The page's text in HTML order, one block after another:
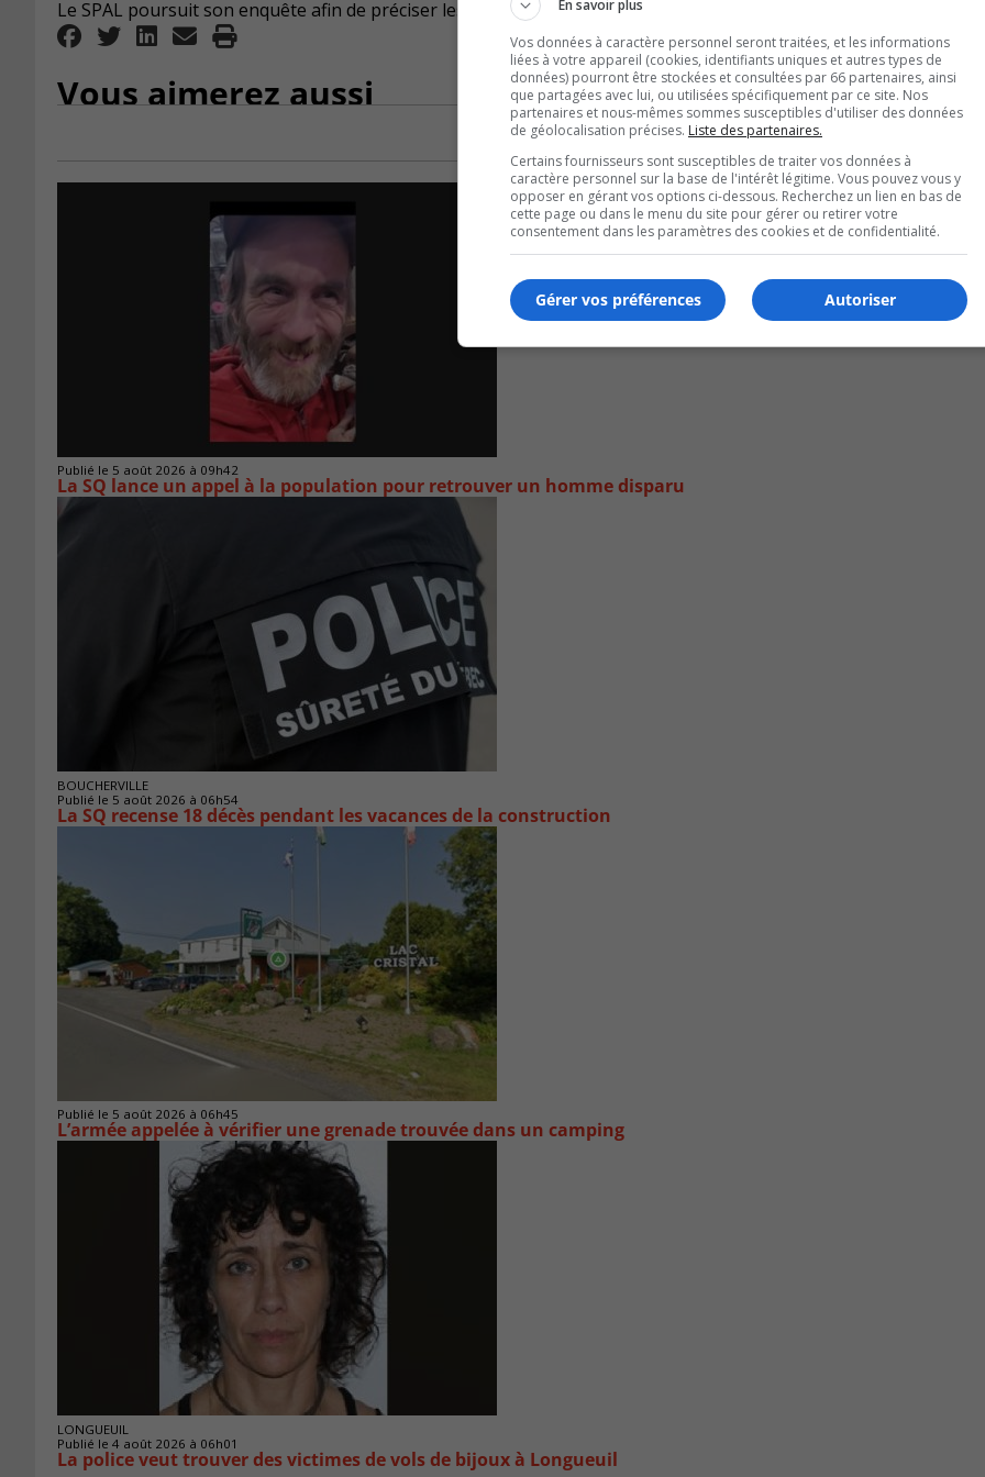
Le SPAL poursuit son enquête afin de préciser les circonstances de l’évènement et déterminer la cause de
Vous aimerez aussi
Publié le 5 août 2026 à 09h42
La SQ lance un appel à la population pour retrouver un homme disparu
BOUCHERVILLE
Publié le 5 août 2026 à 06h54
La SQ recense 18 décès pendant les vacances de la construction
Publié le 5 août 2026 à 06h45
L’armée appelée à vérifier une grenade trouvée dans un camping
LONGUEUIL
Publié le 4 août 2026 à 06h01
La police veut trouver des victimes de vols de bijoux à Longueuil
En savoir plus
Vos données à caractère personnel seront traitées, et les informations
liées à votre appareil (cookies, identifiants uniques et autres types de
données) pourront être stockées et consultées par 66 partenaires, ainsi
que partagées avec lui, ou utilisées spécifiquement par ce site. Nos
partenaires et nous-mêmes sommes susceptibles d'utiliser des données
de géolocalisation précises. Liste des partenaires.
Certains fournisseurs sont susceptibles de traiter vos données à
caractère personnel sur la base de l'intérêt légitime. Vous pouvez vous y
opposer en gérant vos options ci-dessous. Recherchez un lien en bas de
cette page ou dans le menu du site pour gérer ou retirer votre
consentement dans les paramètres des cookies et de confidentialité.
Autoriser
Gérer vos préférences